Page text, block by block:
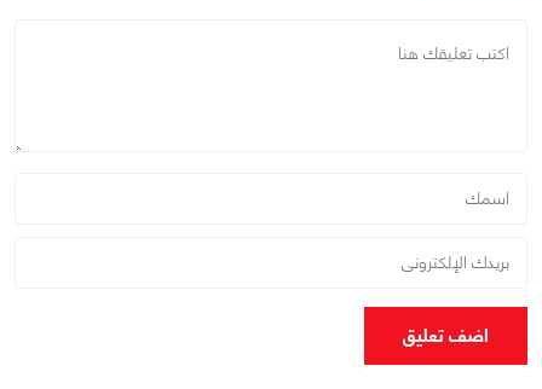
اضف تعليق